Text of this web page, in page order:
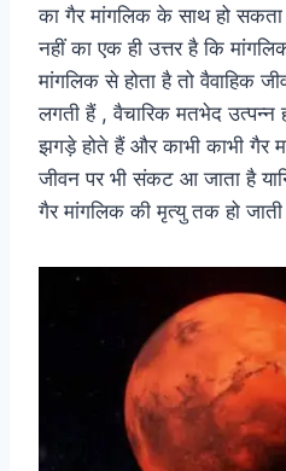
का गैर मांगलिक के साथ हो सकता
नहीं का एक ही उत्तर है कि
मांगलिक से होता है तो वैवाहिक
लगती हैं , वैचारिक मतभेद उत्पन्न
झगड़े होते हैं और काभी काभी गैर
जीवन पर भी संकट आ जाता है
गैर मांगलिक की मृत्यु तक हो